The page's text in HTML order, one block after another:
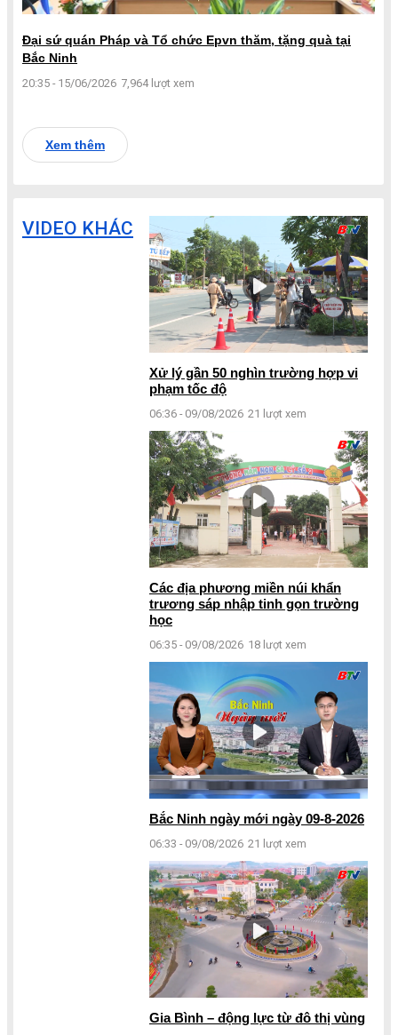
Đại sứ quán Pháp và Tổ chức Epvn thăm, tặng quà tại
Bắc Ninh
20:35 - 15/06/2026 7,964 lượt xem
Xem thêm
VIDEO KHÁC
Xử lý gần 50 nghìn trường hợp vi
phạm tốc độ
06:36 - 09/08/2026 21 lượt xem
Các địa phương miền núi khẩn
trương sáp nhập tinh gọn trường
học
06:35 - 09/08/2026 18 lượt xem
Bắc Ninh ngày mới ngày 09-8-2026
06:33 - 09/08/2026 21 lượt xem
Gia Bình – động lực từ đô thị vùng